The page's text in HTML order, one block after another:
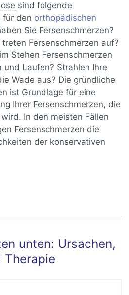
sind folgende
für den orthopädischen
Sie Fersenschmerzen?
Fersenschmerzen auf?
Stehen Fersenschmerzen
und Laufen? Strahlen Ihre
Wade aus? Die gründliche
ist Grundlage für eine
Ihrer Fersenschmerzen, die
In den meisten Fällen
Fersenschmerzen die
der konservativen
– was tun?
unten: Ursachen,
Therapie